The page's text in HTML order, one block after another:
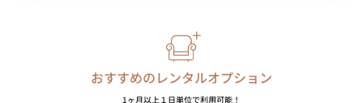
おすすめのレンタルオプション
1ヶ月以上１日単位で利用可能！